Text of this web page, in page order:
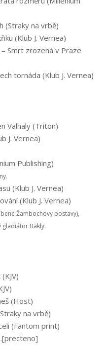
(Straky na vrbě)
(Klub J. Vernea)
Smrt zrozená v Praze
tornáda (Klub J. Vernea)
Valhaly (Triton)
J. Vernea)
Publishing)
(Klub J. Vernea)
(Klub J. Vernea)
Žambochovy postavy),
gladiátor Bakly.
(Host)
na vrbě)
(Fantom print)
.[precteno]